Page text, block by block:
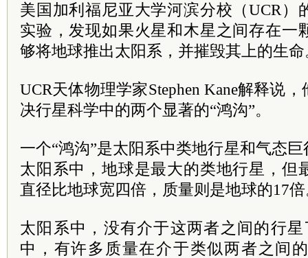
美国加利福尼亚大学河滨分校（UCR）
实验，发现如果火星和木星之间存在一
够将地球推出太阳系，并摧毁其上的生命
UCR天体物理学家Stephen Kane解释说
决行星科学中的两个显著的“鸿沟”。
一个“鸿沟”是太阳系中类地行星和气态
太阳系中，地球是最大的类地行星，但
直径比地球宽四倍，质量则是地球的17
太阳系中，没有介于这两者之间的行
中，有许多质量在介于类似两者之间